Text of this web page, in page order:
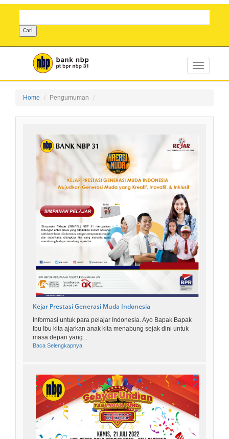
Home Pengumuman
Kejar Prestasi Generasi Muda Indonesia
Informasi untuk para pelajar Indonesia. Ayo Bapak Bapak
Ibu Ibu kita ajarkan anak kita menabung sejak dini untuk
masa depan yang...
Baca Selengkapnya